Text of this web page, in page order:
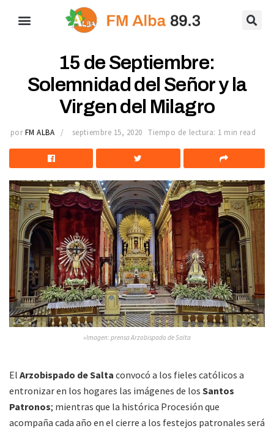
15 de Septiembre:
Solemnidad del Señor y la
Virgen del Milagro
por FM ALBA septiembre 15, 2020 Tiempo de lectura: 1 min read
»Imagen: prensa Arzobispado de Salta
El Arzobispado de Salta convocó a los fieles católicos a
entronizar en los hogares las imágenes de los Santos
Patronos; mientras que la histórica Procesión que
acompaña cada año en el cierre a los festejos patronales será